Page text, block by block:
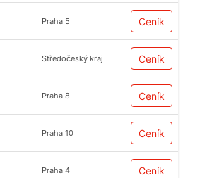
Praha 5 Ceník
Středočeský kraj Ceník
Praha 8 Ceník
Praha 10 Ceník
Praha 4 Ceník